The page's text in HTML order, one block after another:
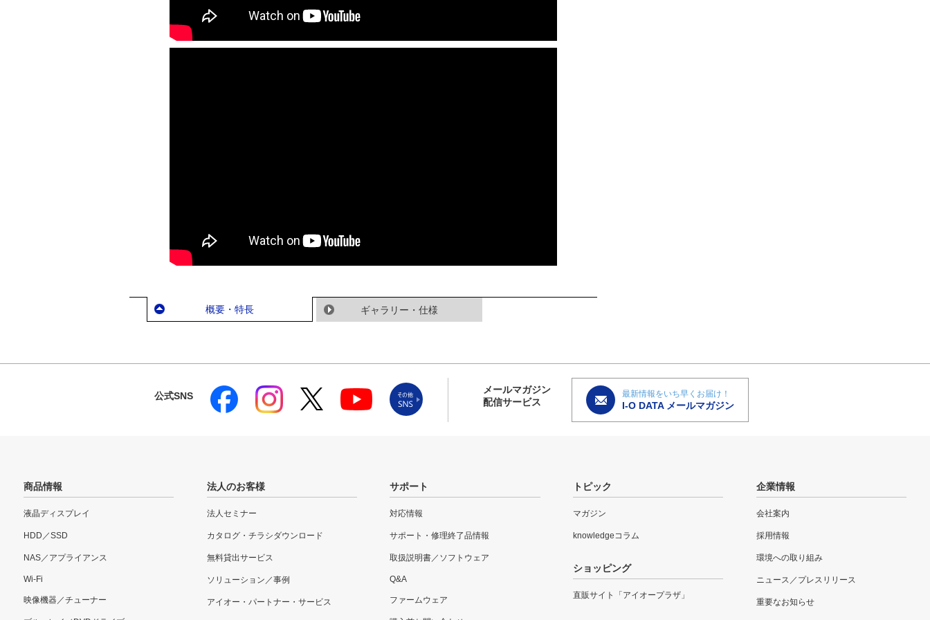
概要・特長 ギャラリー・仕様
公式SNS
メールマガジン
配信サービス
最新情報をいち早くお届け！
I-O DATA メールマガジン
商品情報
液晶ディスプレイ
HDD／SSD
NAS／アプライアンス
Wi-Fi
映像機器／チューナー
法人のお客様
法人セミナー
カタログ・チラシダウンロード
無料貸出サービス
ソリューション／事例
アイオー・パートナー・サービス
サポート
対応情報
サポート・修理終了品情報
取扱説明書／ソフトウェア
Q&A
ファームウェア
トピック
マガジン
knowledgeコラム
ショッピング
直販サイト「アイオープラザ」
企業情報
会社案内
採用情報
環境への取り組み
ニュース／プレスリリース
重要なお知らせ